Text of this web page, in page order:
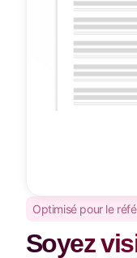
Optimisé pour le
Soyez